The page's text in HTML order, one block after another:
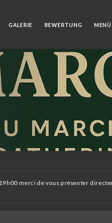
GALERIE BEWERTUNG MENÜ